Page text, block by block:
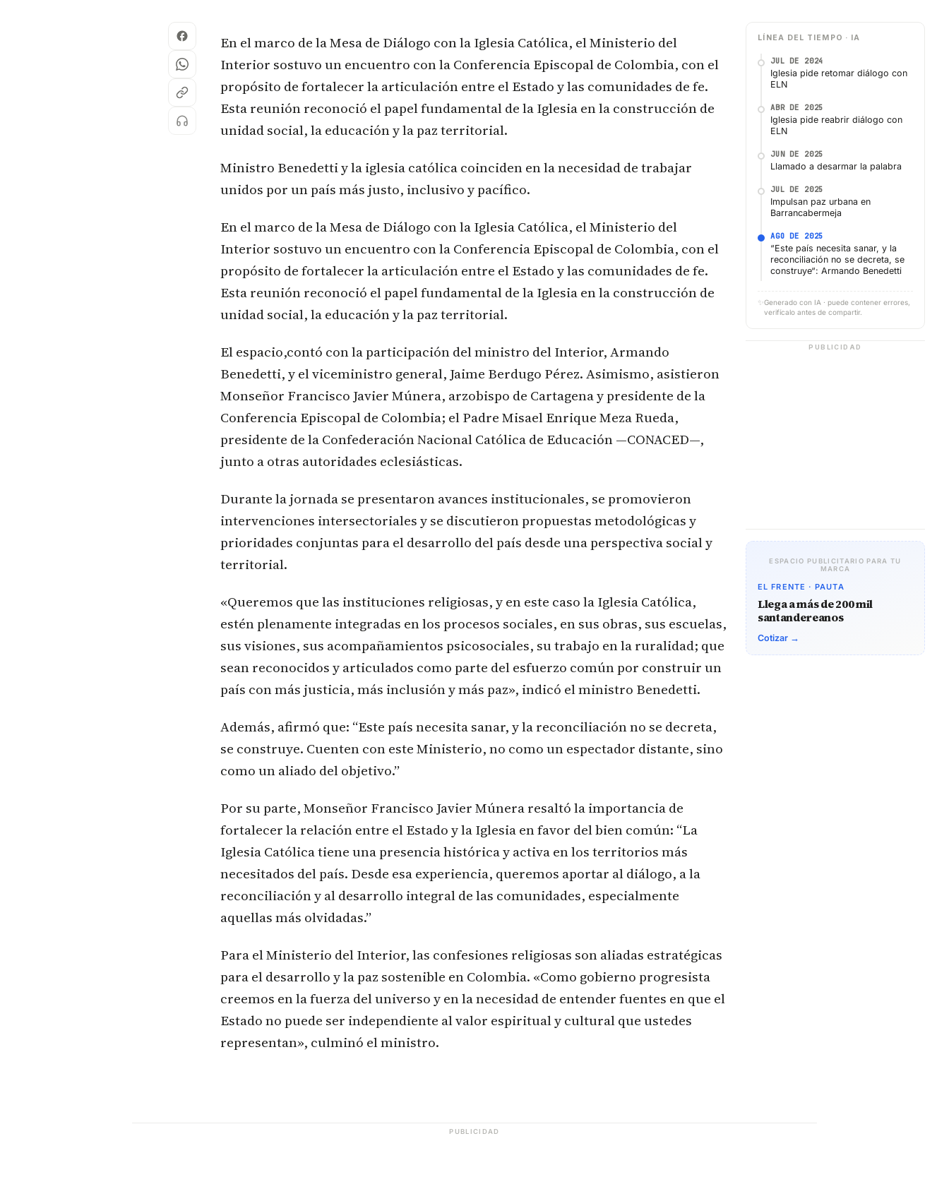
En el marco de la Mesa de Diálogo con la Iglesia Católica, el Ministerio del
Interior sostuvo un encuentro con la Conferencia Episcopal de Colombia, con el
propósito de fortalecer la articulación entre el Estado y las comunidades de fe.
Esta reunión reconoció el papel fundamental de la Iglesia en la construcción de
unidad social, la educación y la paz territorial.
Ministro Benedetti y la iglesia católica coinciden en la necesidad de trabajar
unidos por un país más justo, inclusivo y pacífico.
En el marco de la Mesa de Diálogo con la Iglesia Católica, el Ministerio del
Interior sostuvo un encuentro con la Conferencia Episcopal de Colombia, con el
propósito de fortalecer la articulación entre el Estado y las comunidades de fe.
Esta reunión reconoció el papel fundamental de la Iglesia en la construcción de
unidad social, la educación y la paz territorial.
El espacio,contó con la participación del ministro del Interior, Armando
Benedetti, y el viceministro general, Jaime Berdugo Pérez. Asimismo, asistieron
Monseñor Francisco Javier Múnera, arzobispo de Cartagena y presidente de la
Conferencia Episcopal de Colombia; el Padre Misael Enrique Meza Rueda,
presidente de la Confederación Nacional Católica de Educación —CONACED—,
junto a otras autoridades eclesiásticas.
Durante la jornada se presentaron avances institucionales, se promovieron
intervenciones intersectoriales y se discutieron propuestas metodológicas y
prioridades conjuntas para el desarrollo del país desde una perspectiva social y
territorial.
«Queremos que las instituciones religiosas, y en este caso la Iglesia Católica,
estén plenamente integradas en los procesos sociales, en sus obras, sus escuelas,
sus visiones, sus acompañamientos psicosociales, su trabajo en la ruralidad; que
sean reconocidos y articulados como parte del esfuerzo común por construir un
país con más justicia, más inclusión y más paz», indicó el ministro Benedetti.
Además, afirmó que: “Este país necesita sanar, y la reconciliación no se decreta,
se construye. Cuenten con este Ministerio, no como un espectador distante, sino
como un aliado del objetivo.”
Por su parte, Monseñor Francisco Javier Múnera resaltó la importancia de
fortalecer la relación entre el Estado y la Iglesia en favor del bien común: “La
Iglesia Católica tiene una presencia histórica y activa en los territorios más
necesitados del país. Desde esa experiencia, queremos aportar al diálogo, a la
reconciliación y al desarrollo integral de las comunidades, especialmente
aquellas más olvidadas.”
Para el Ministerio del Interior, las confesiones religiosas son aliadas estratégicas
para el desarrollo y la paz sostenible en Colombia. «Como gobierno progresista
creemos en la fuerza del universo y en la necesidad de entender fuentes en que el
Estado no puede ser independiente al valor espiritual y cultural que ustedes
representan», culminó el ministro.
LÍNEA DEL TIEMPO · IA
JUL DE 2024
Iglesia pide retomar diálogo con
ELN
ABR DE 2025
Iglesia pide reabrir diálogo con
ELN
JUN DE 2025
Llamado a desarmar la palabra
JUL DE 2025
Impulsan paz urbana en
Barrancabermeja
AGO DE 2025
“Este país necesita sanar, y la
reconciliación no se decreta, se
construye“: Armando Benedetti
✨ Generado con IA · puede contener errores,
verifícalo antes de compartir.
PUBLICIDAD
ESPACIO PUBLICITARIO PARA TU
MARCA
EL FRENTE · PAUTA
Llega a más de 200 mil
santandereanos
Cotizar →
PUBLICIDAD